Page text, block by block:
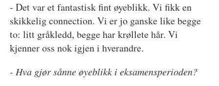
- Det var et fantastisk fint øyeblikk. Vi fikk en
skikkelig connection. Vi er jo ganske like begge
to: litt gråkledd, begge har krøllete hår. Vi
kjenner oss nok igjen i hverandre.
- Hva gjør sånne øyeblikk i eksamensperioden?